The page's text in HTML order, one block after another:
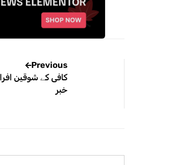
Previous
کافی کے شوقین
خبر